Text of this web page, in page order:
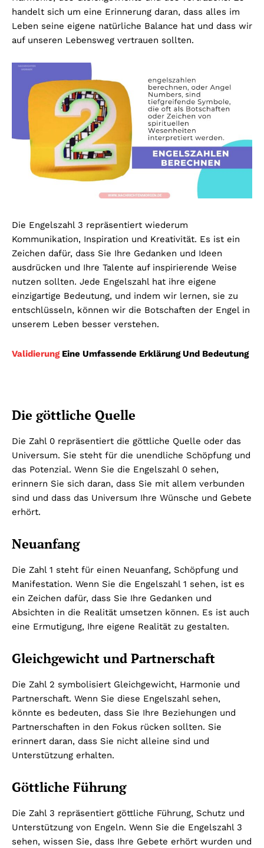
handelt sich um eine Erinnerung daran, dass alles im
Leben seine eigene natürliche Balance hat und dass wir
auf unseren Lebensweg vertrauen sollten.
Die Engelszahl 3 repräsentiert wiederum
Kommunikation, Inspiration und Kreativität. Es ist ein
Zeichen dafür, dass Sie Ihre Gedanken und Ideen
ausdrücken und Ihre Talente auf inspirierende Weise
nutzen sollten. Jede Engelszahl hat ihre eigene
einzigartige Bedeutung, und indem wir lernen, sie zu
entschlüsseln, können wir die Botschaften der Engel in
unserem Leben besser verstehen.
ValidierungEine Umfassende Erklärung Und Bedeutung
Die göttliche Quelle
Die Zahl 0 repräsentiert die göttliche Quelle oder das
Universum. Sie steht für die unendliche Schöpfung und
das Potenzial. Wenn Sie die Engelszahl 0 sehen,
erinnern Sie sich daran, dass Sie mit allem verbunden
sind und dass das Universum Ihre Wünsche und Gebete
erhört.
Neuanfang
Die Zahl 1 steht für einen Neuanfang, Schöpfung und
Manifestation. Wenn Sie die Engelszahl 1 sehen, ist es
ein Zeichen dafür, dass Sie Ihre Gedanken und
Absichten in die Realität umsetzen können. Es ist auch
eine Ermutigung, Ihre eigene Realität zu gestalten.
Gleichgewicht und Partnerschaft
Die Zahl 2 symbolisiert Gleichgewicht, Harmonie und
Partnerschaft. Wenn Sie diese Engelszahl sehen,
könnte es bedeuten, dass Sie Ihre Beziehungen und
Partnerschaften in den Fokus rücken sollten. Sie
erinnert daran, dass Sie nicht alleine sind und
Unterstützung erhalten.
Göttliche Führung
Die Zahl 3 repräsentiert göttliche Führung, Schutz und
Unterstützung von Engeln. Wenn Sie die Engelszahl 3
sehen, wissen Sie, dass Ihre Gebete erhört wurden und